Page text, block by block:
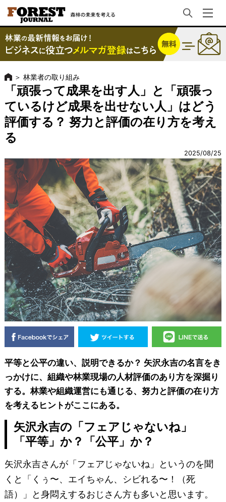
＞ 林業者の取り組み
「頑張って成果を出す人」と「頑張っ
ているけど成果を出せない人」はどう
評価する？ 努力と評価の在り方を考え
る
2025/08/25
平等と公平の違い、説明できるか？ 矢沢永吉の名言をき
っかけに、組織や林業現場の人材評価のあり方を深掘り
する。林業や組織運営にも通じる、努力と評価の在り方
を考えるヒントがここにある。
矢沢永吉の「フェアじゃないね」
「平等」か？「公平」か？
矢沢永吉さんが「フェアじゃないね」というのを聞
くと「くぅ〜、エイちゃん、シビれる〜！（死
語）」と身悶えするおじさん方も多いと思います。